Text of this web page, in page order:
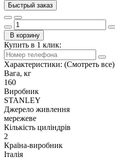
Быстрый заказ
В корзину
Купить в 1 клик:
Характеристики: (Смотреть все)
Вага, кг
160
Виробник
STANLEY
Джерело живлення
мережеве
Кількість циліндрів
2
Країна-виробник
Італія